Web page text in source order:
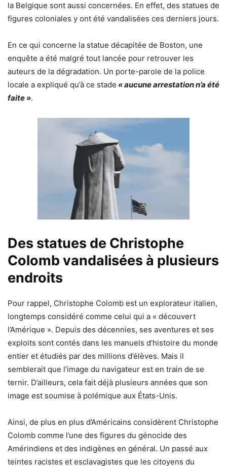
la Belgique sont aussi concernées. En effet, des statues de
figures coloniales y ont été vandalisées ces derniers jours.
En ce qui concerne la statue décapitée de Boston, une
enquête a été malgré tout lancée pour retrouver les
auteurs de la dégradation. Un porte-parole de la police
locale a expliqué qu’à ce stade « aucune arrestation n’a été
faite ».
Des statues de Christophe
Colomb vandalisées à plusieurs
endroits
Pour rappel, Christophe Colomb est un explorateur italien,
longtemps considéré comme celui qui a « découvert
l’Amérique ». Depuis des décennies, ses aventures et ses
exploits sont contés dans les manuels d’histoire du monde
entier et étudiés par des millions d’élèves. Mais il
semblerait que l’image du navigateur est en train de se
ternir. D’ailleurs, cela fait déjà plusieurs années que son
image est soumise à polémique aux États-Unis.
Ainsi, de plus en plus d’Américains considèrent Christophe
Colomb comme l’une des figures du génocide des
Amérindiens et des indigènes en général. Un passé aux
teintes racistes et esclavagistes que les citoyens du